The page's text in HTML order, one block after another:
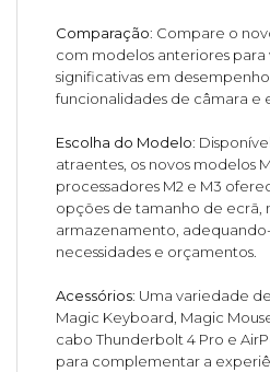
Comparação: Compare o
com modelos anteriores para
significativas em
funcionalidades de câmara e
Escolha do Modelo:
atraentes, os novos modelos
processadores M2 e M3
opções de tamanho de ecrã,
armazenamento,
necessidades e orçamentos.
Acessórios: Uma variedade
Magic Keyboard, Magic
cabo Thunderbolt 4 Pro e
para complementar a